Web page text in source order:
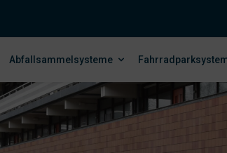
Abfallsammelsysteme